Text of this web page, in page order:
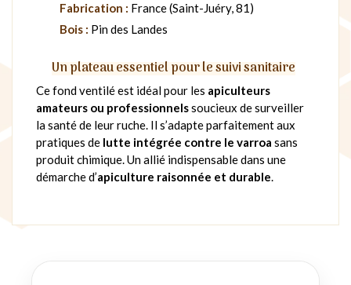
Fabrication : France (Saint-Juéry, 81)
Bois : Pin des Landes
Un plateau essentiel pour le suivi sanitaire
Ce fond ventilé est idéal pour les apiculteurs
amateurs ou professionnelssoucieux de surveiller
la santé de leur ruche. Il s’adapte parfaitement aux
pratiques de lutte intégrée contre le varroa sans
produit chimique. Un allié indispensable dans une
démarche d’apiculture raisonnée et durable.